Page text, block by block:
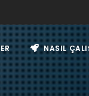
NASIL